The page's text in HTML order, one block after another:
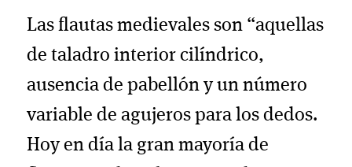
Las flautas medievales son “aquellas
de taladro interior cilíndrico,
ausencia de pabellón y un número
variable de agujeros para los dedos.
Hoy en día la gran mayoría de